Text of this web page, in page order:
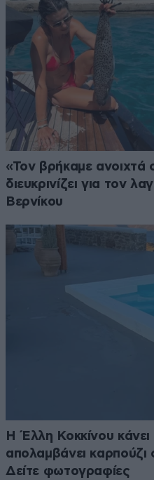
«Τον βρήκαμε ανοιχτά
διευκρινίζει για τον
Βερνίκου
Η Έλλη Κοκκίνου κάνει
απολαμβάνει καρπούζι
Δείτε φωτογραφίες